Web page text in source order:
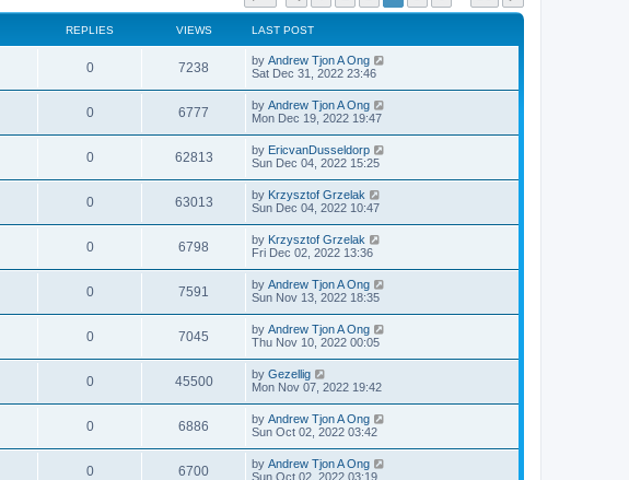
REPLIES VIEWS LAST POST
0 7238 by Andrew Tjon A Ong
Sat Dec 31, 2022 23:46
0 6777 by Andrew Tjon A Ong
Mon Dec 19, 2022 19:47
0 62813 by EricvanDusseldorp
Sun Dec 04, 2022 15:25
0 63013 by Krzysztof Grzelak
Sun Dec 04, 2022 10:47
0 6798 by Krzysztof Grzelak
Fri Dec 02, 2022 13:36
0 7591 by Andrew Tjon A Ong
Sun Nov 13, 2022 18:35
0 7045 by Andrew Tjon A Ong
Thu Nov 10, 2022 00:05
0 45500 by Gezellig
Mon Nov 07, 2022 19:42
0 6886 by Andrew Tjon A Ong
Sun Oct 02, 2022 03:42
0 6700 by Andrew Tjon A Ong
Sun Oct 02, 2022 03:19